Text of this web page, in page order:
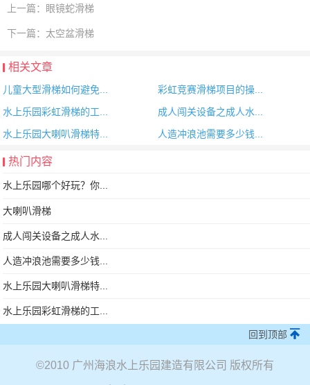
上一篇： 眼镜蛇滑梯
下一篇： 太空盆滑梯
相关文章
儿童大型滑梯如何避免...
彩虹竞赛滑梯项目的操...
水上乐园彩虹滑梯的工...
成人闯关设备之成人水...
水上乐园大喇叭滑梯特...
人造冲浪池需要多少钱...
热门内容
水上乐园哪个好玩？你...
大喇叭滑梯
成人闯关设备之成人水...
人造冲浪池需要多少钱...
水上乐园大喇叭滑梯特...
水上乐园彩虹滑梯的工...
回到顶部
©2010 广州海浪水上乐园建造有限公司 版权所有